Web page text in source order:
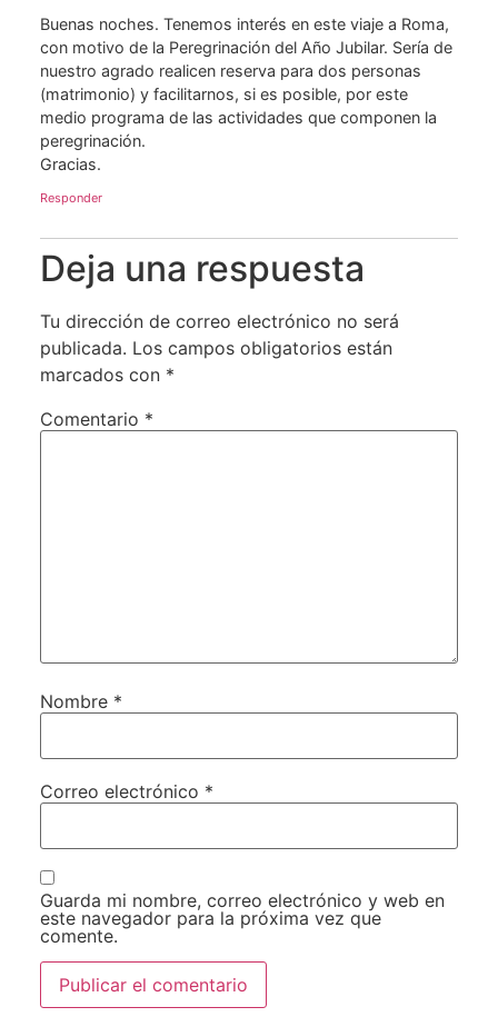
Buenas noches. Tenemos interés en este viaje a Roma,
con motivo de la Peregrinación del Año Jubilar. Sería de
nuestro agrado realicen reserva para dos personas
(matrimonio) y facilitarnos, si es posible, por este
medio programa de las actividades que componen la
peregrinación.
Gracias.
Responder
Deja una respuesta
Tu dirección de correo electrónico no será
publicada. Los campos obligatorios están
marcados con *
Comentario *
Nombre *
Correo electrónico *
Guarda mi nombre, correo electrónico y web en
este navegador para la próxima vez que
comente.